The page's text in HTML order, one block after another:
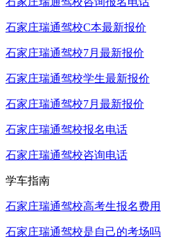
石家庄瑞通驾校C本最新报价
石家庄瑞通驾校7月最新报价
石家庄瑞通驾校学生最新报价
石家庄瑞通驾校7月最新报价
石家庄瑞通驾校报名电话
石家庄瑞通驾校咨询电话
学车指南
石家庄瑞通驾校高考生报名费用
石家庄瑞通驾校是自己的考场吗